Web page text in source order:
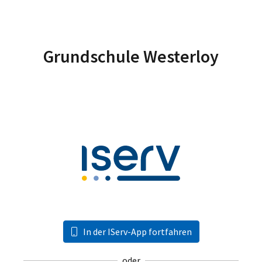
Grundschule Westerloy
In der IServ-App fortfahren